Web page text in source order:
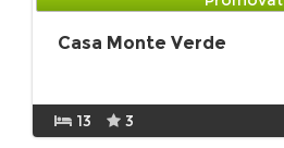
Casa Monte Verde
13 3